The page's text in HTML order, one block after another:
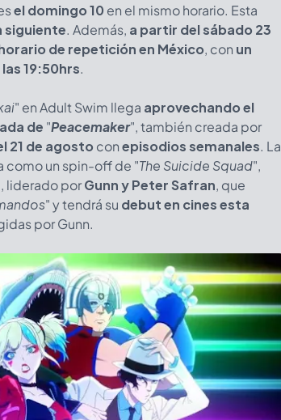
el domingo 10 en el mismo horario. Esta
siguiente. Además, a partir del sábado 23
de repetición en México, con un
19:50hrs.
" en Adult Swim llega aprovechando el
de "Peacemaker", también creada por
21 de agosto conepisodios semanales. La
un spin-off de "The Suicide Squad",
, liderado porGunn y Peter Safran, que
" y tendrá su debut en cines esta
por Gunn.